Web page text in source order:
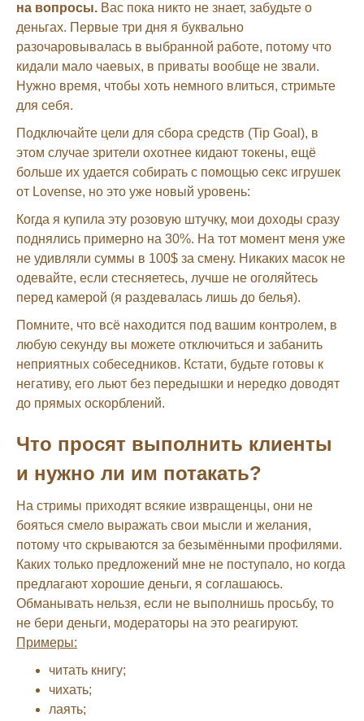
на вопросы. Вас пока никто не знает, забудьте о
деньгах. Первые три дня я буквально
разочаровывалась в выбранной работе, потому что
кидали мало чаевых, в приваты вообще не звали.
Нужно время, чтобы хоть немного влиться, стримьте
для себя.
Подключайте цели для сбора средств (Tip Goal), в
этом случае зрители охотнее кидают токены, ещё
больше их удается собирать с помощью секс игрушек
от Lovense, но это уже новый уровень:
Когда я купила эту розовую штучку, мои доходы сразу
поднялись примерно на 30%. На тот момент меня уже
не удивляли суммы в 100$ за смену. Никаких масок не
одевайте, если стесняетесь, лучше не оголяйтесь
перед камерой (я раздевалась лишь до белья).
Помните, что всё находится под вашим контролем, в
любую секунду вы можете отключиться и забанить
неприятных собеседников. Кстати, будьте готовы к
негативу, его льют без передышки и нередко доводят
до прямых оскорблений.
Что просят выполнить клиенты
и нужно ли им потакать?
На стримы приходят всякие извращенцы, они не
бояться смело выражать свои мысли и желания,
потому что скрываются за безымёнными профилями.
Каких только предложений мне не поступало, но когда
предлагают хорошие деньги, я соглашаюсь.
Обманывать нельзя, если не выполнишь просьбу, то
не бери деньги, модераторы на это реагируют.
Примеры:
читать книгу;
чихать;
лаять;